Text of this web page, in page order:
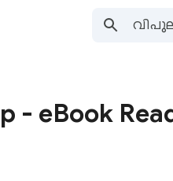
- eBook